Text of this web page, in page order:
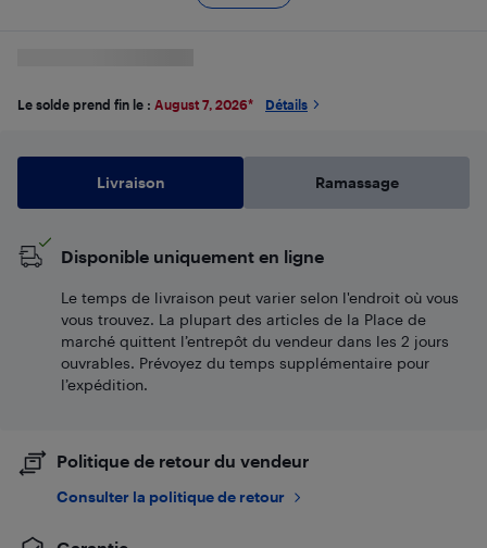
Le solde prend fin le : August 7, 2026* Détails
Livraison Ramassage
Disponible uniquement en ligne
Le temps de livraison peut varier selon l'endroit où vous
vous trouvez. La plupart des articles de la Place de
marché quittent l’entrepôt du vendeur dans les 2 jours
ouvrables. Prévoyez du temps supplémentaire pour
l’expédition.
Politique de retour du vendeur
Consulter la politique de retour